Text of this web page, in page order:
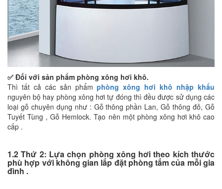
✅ Đối với sản phẩm phòng xông hơi khô.
Thì tất cả các sản phẩmphòng xông hơi khô nhập khẩu
nguyên bộ hay phòng xông hơi tự đóng thì đều được sử dụng các
loại gỗ chuyên dụng như : Gỗ thông phần Lan, Gỗ thông đỏ, Gỗ
Tuyết Tùng , Gỗ Hemlock. Tạo nên một phòng xông hơi khô cao
cấp .
1.2 Thứ 2: Lựa chọn phòng xông hơi theo kích thước
phù hợp với không gian lắp đặt phòng tắm của mỗi gia
đình .